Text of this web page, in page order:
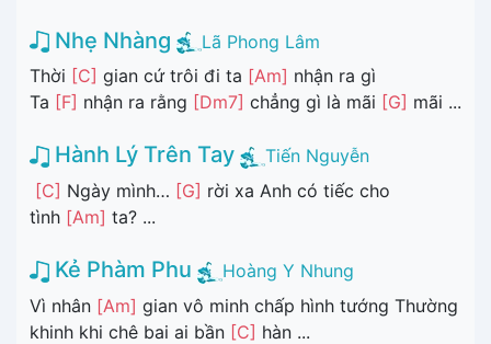
Nhẹ Nhàng
Lã Phong Lâm
Thời [C] gian cứ trôi đi ta [Am] nhận ra gì
Ta [F] nhận ra rằng [Dm7] chẳng gì là mãi [G] mãi ...
Hành Lý Trên Tay
Tiến Nguyễn
[C] Ngày mình… [G] rời xa Anh có tiếc cho
tình [Am] ta? ...
Kẻ Phàm Phu
Hoàng Y Nhung
Vì nhân [Am] gian vô minh chấp hình tướng Thường
khinh khi chê bai ai bần [C] hàn ...